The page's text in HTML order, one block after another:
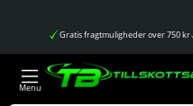
Gratis fragtmuligheder over 750 kr